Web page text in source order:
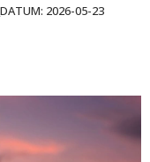
DATUM: 2026-05-23